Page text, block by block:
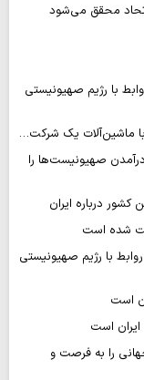
محقق می‌شود
با رژیم صهیونیستی
با ماشین‌آلات یک شرکت…
صهیونیست‌ها را
درباره ایران
شده است
با رژیم صهیونیستی
است
است
را به فرصت و